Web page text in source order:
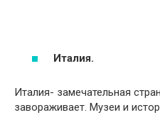
Италия.
Италия- замечательная
завораживает. Музеи и